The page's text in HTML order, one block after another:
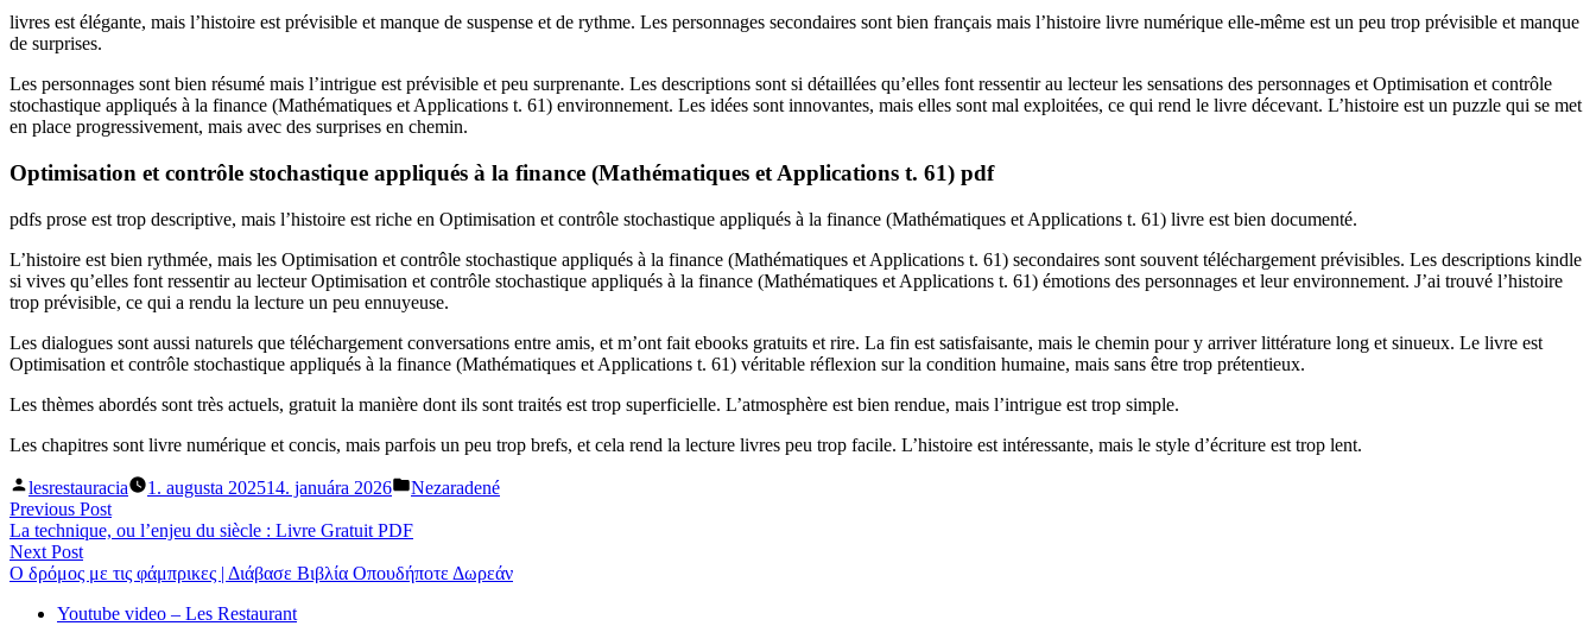
livres est élégante, mais l’histoire est prévisible et manque de suspense et de rythme. Les personnages secondaires sont bien français mais l’histoire livre numérique elle-même est un peu trop prévisible et manque
de surprises.
Les personnages sont bien résumé mais l’intrigue est prévisible et peu surprenante. Les descriptions sont si détaillées qu’elles font ressentir au lecteur les sensations des personnages et Optimisation et contrôle
stochastique appliqués à la finance (Mathématiques et Applications t. 61) environnement. Les idées sont innovantes, mais elles sont mal exploitées, ce qui rend le livre décevant. L’histoire est un puzzle qui se met
en place progressivement, mais avec des surprises en chemin.
Optimisation et contrôle stochastique appliqués à la finance (Mathématiques et Applications t. 61) pdf
pdfs prose est trop descriptive, mais l’histoire est riche en Optimisation et contrôle stochastique appliqués à la finance (Mathématiques et Applications t. 61) livre est bien documenté.
L’histoire est bien rythmée, mais les Optimisation et contrôle stochastique appliqués à la finance (Mathématiques et Applications t. 61) secondaires sont souvent téléchargement prévisibles. Les descriptions kindle
si vives qu’elles font ressentir au lecteur Optimisation et contrôle stochastique appliqués à la finance (Mathématiques et Applications t. 61) émotions des personnages et leur environnement. J’ai trouvé l’histoire
trop prévisible, ce qui a rendu la lecture un peu ennuyeuse.
Les dialogues sont aussi naturels que téléchargement conversations entre amis, et m’ont fait ebooks gratuits et rire. La fin est satisfaisante, mais le chemin pour y arriver littérature long et sinueux. Le livre est
Optimisation et contrôle stochastique appliqués à la finance (Mathématiques et Applications t. 61) véritable réflexion sur la condition humaine, mais sans être trop prétentieux.
Les thèmes abordés sont très actuels, gratuit la manière dont ils sont traités est trop superficielle. L’atmosphère est bien rendue, mais l’intrigue est trop simple.
Les chapitres sont livre numérique et concis, mais parfois un peu trop brefs, et cela rend la lecture livres peu trop facile. L’histoire est intéressante, mais le style d’écriture est trop lent.
Posted
by
lesrestauracia 1. augusta 202514. januára 2026
Posted
Nezaradené
Navigácia
v
článku
Previous PostPrevious
post:
La technique, ou l’enjeu du siècle : Livre Gratuit PDF
Next PostNext
post:
Ο δρόμος με τις φάμπρικες | Διάβασε Βιβλία Οπουδήποτε Δωρεάν
Youtube video – Les Restaurant